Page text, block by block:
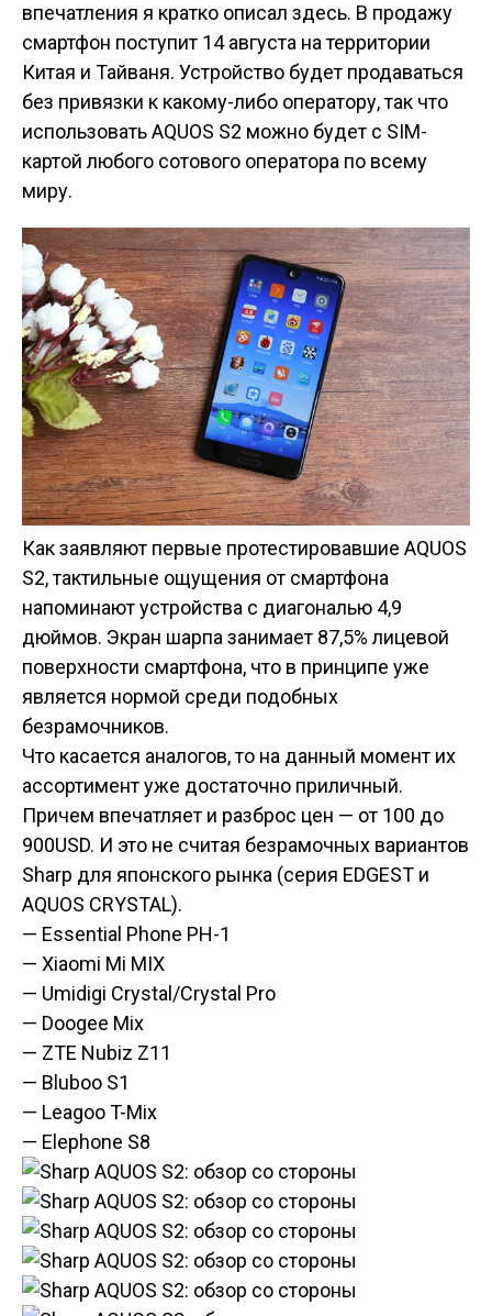
впечатления я кратко описал здесь. В продажу
смартфон поступит 14 августа на территории
Китая и Тайваня. Устройство будет продаваться
без привязки к какому-либо оператору, так что
использовать AQUOS S2 можно будет с SIM-
картой любого сотового оператора по всему
миру.
Как заявляют первые протестировавшие AQUOS
S2, тактильные ощущения от смартфона
напоминают устройства с диагональю 4,9
дюймов. Экран шарпа занимает 87,5% лицевой
поверхности смартфона, что в принципе уже
является нормой среди подобных
безрамочников.
Что касается аналогов, то на данный момент их
ассортимент уже достаточно приличный.
Причем впечатляет и разброс цен — от 100 до
900USD. И это не считая безрамочных вариантов
Sharp для японского рынка (серия EDGEST и
AQUOS CRYSTAL).
— Essential Phone PH-1
— Xiaomi Mi MIX
— Umidigi Crystal/Crystal Pro
— Doogee Mix
— ZTE Nubiz Z11
— Bluboo S1
— Leagoo T-Mix
— Elephone S8